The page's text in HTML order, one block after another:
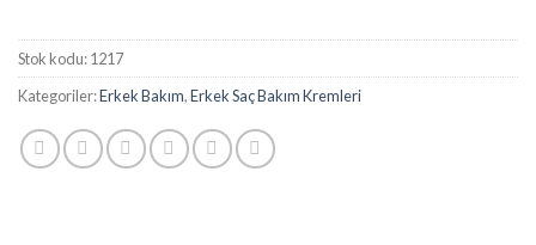
Stok kodu:1217
Kategoriler:Erkek Bakım,Erkek Saç Bakım Kremleri